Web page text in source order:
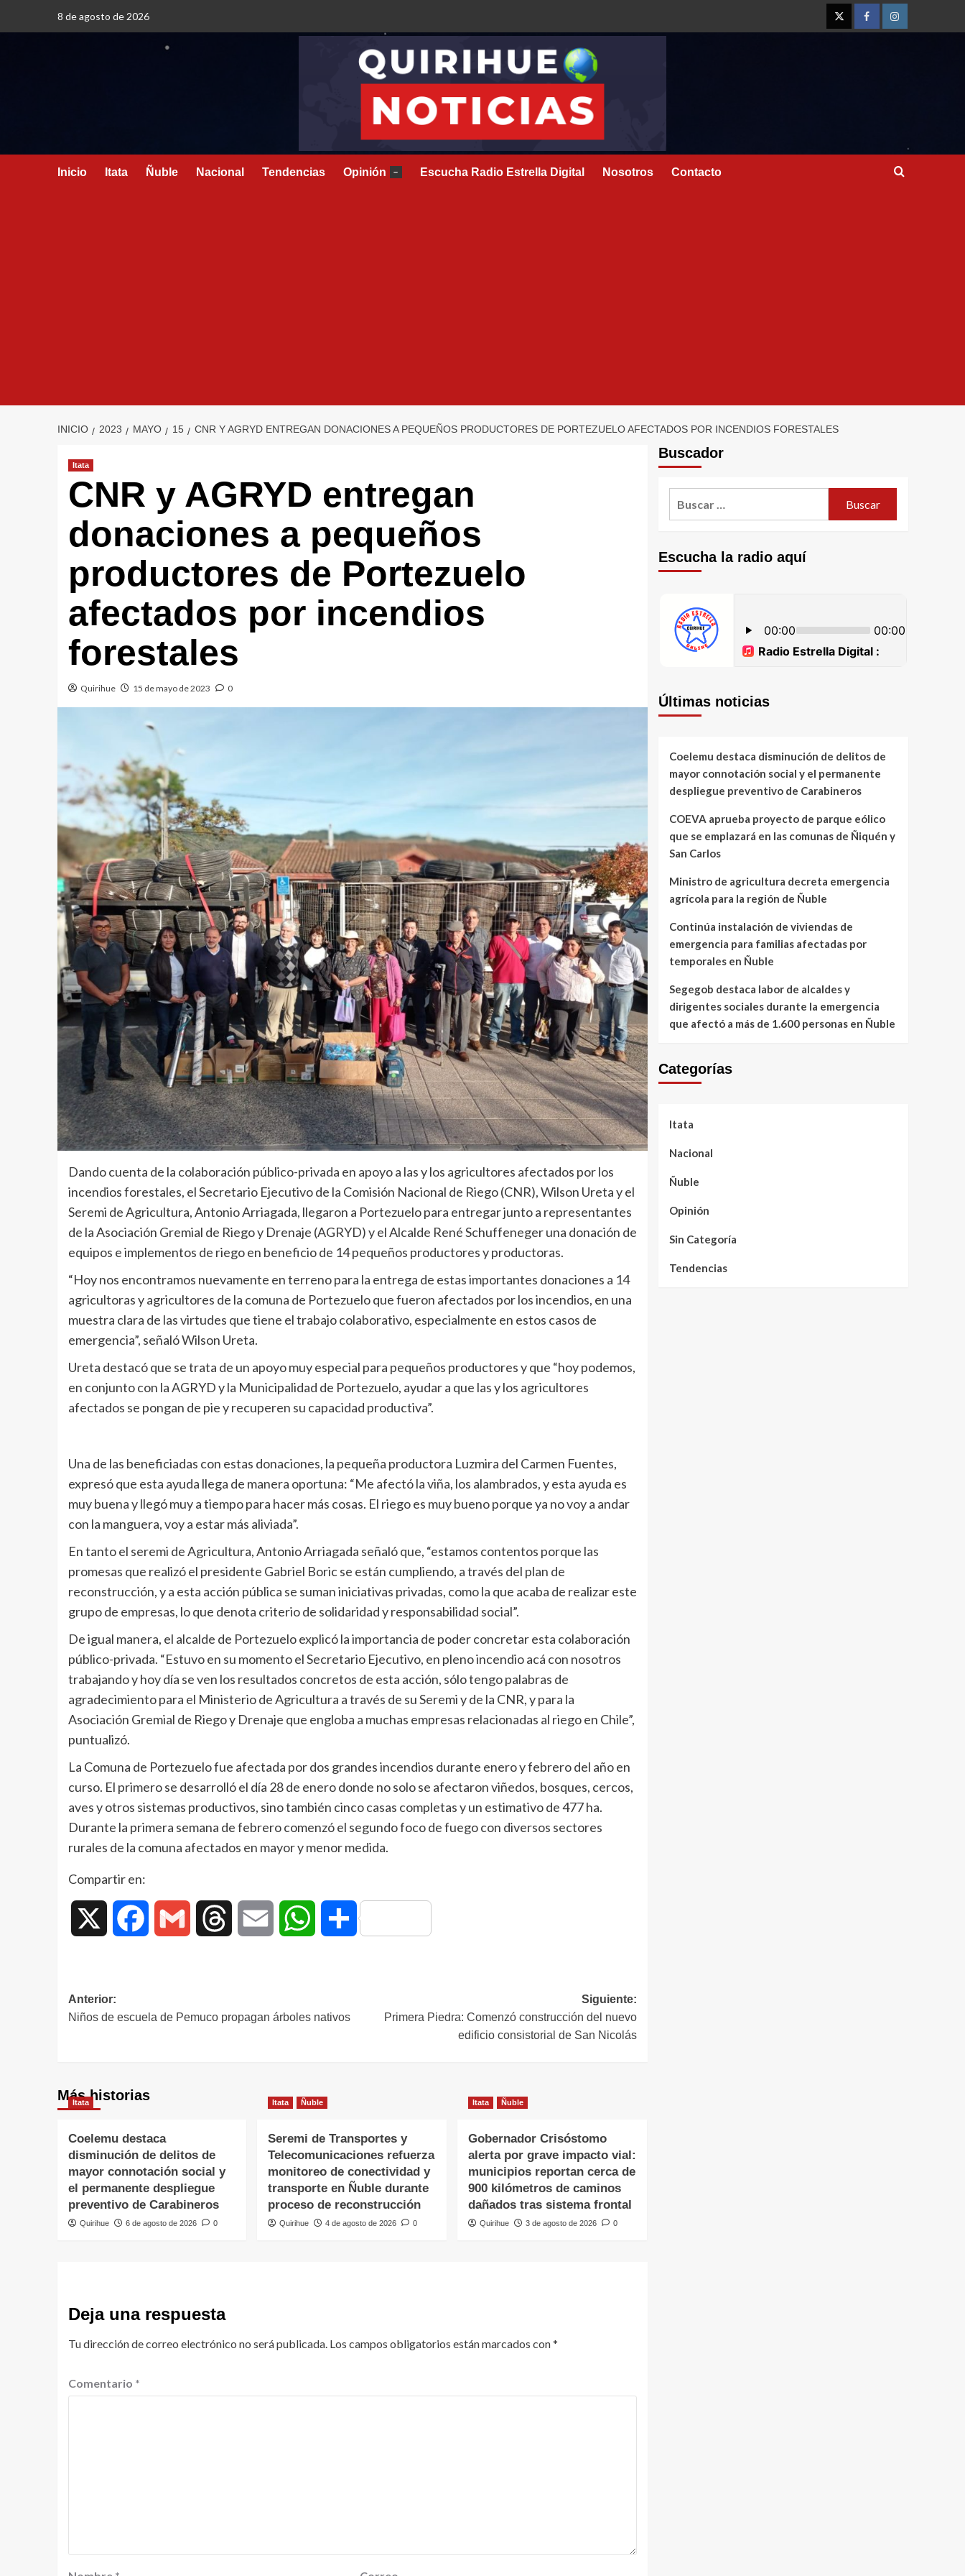
8 de agosto de 2026
Inicio Itata Ñuble Nacional Tendencias Opinión – Escucha Radio Estrella Digital Nosotros Contacto
INICIO 2023 MAYO 15 CNR Y AGRYD ENTREGAN DONACIONES A PEQUEÑOS PRODUCTORES DE PORTEZUELO AFECTADOS POR INCENDIOS FORESTALES
Itata
CNR y AGRYD entregan
donaciones a pequeños
productores de Portezuelo
afectados por incendios
forestales
Quirihue 15 de mayo de 2023 0
Dando cuenta de la colaboración público-privada en apoyo a las y los agricultores afectados por los
incendios forestales, el Secretario Ejecutivo de la Comisión Nacional de Riego (CNR), Wilson Ureta y el
Seremi de Agricultura, Antonio Arriagada, llegaron a Portezuelo para entregar junto a representantes
de la Asociación Gremial de Riego y Drenaje (AGRYD) y el Alcalde René Schuffeneger una donación de
equipos e implementos de riego en beneficio de 14 pequeños productores y productoras.
“Hoy nos encontramos nuevamente en terreno para la entrega de estas importantes donaciones a 14
agricultoras y agricultores de la comuna de Portezuelo que fueron afectados por los incendios, en una
muestra clara de las virtudes que tiene el trabajo colaborativo, especialmente en estos casos de
emergencia”, señaló Wilson Ureta.
Ureta destacó que se trata de un apoyo muy especial para pequeños productores y que “hoy podemos,
en conjunto con la AGRYD y la Municipalidad de Portezuelo, ayudar a que las y los agricultores
afectados se pongan de pie y recuperen su capacidad productiva”.
Una de las beneficiadas con estas donaciones, la pequeña productora Luzmira del Carmen Fuentes,
expresó que esta ayuda llega de manera oportuna: “Me afectó la viña, los alambrados, y esta ayuda es
muy buena y llegó muy a tiempo para hacer más cosas. El riego es muy bueno porque ya no voy a andar
con la manguera, voy a estar más aliviada”.
En tanto el seremi de Agricultura, Antonio Arriagada señaló que, “estamos contentos porque las
promesas que realizó el presidente Gabriel Boric se están cumpliendo, a través del plan de
reconstrucción, y a esta acción pública se suman iniciativas privadas, como la que acaba de realizar este
grupo de empresas, lo que denota criterio de solidaridad y responsabilidad social”.
De igual manera, el alcalde de Portezuelo explicó la importancia de poder concretar esta colaboración
público-privada. “Estuvo en su momento el Secretario Ejecutivo, en pleno incendio acá con nosotros
trabajando y hoy día se ven los resultados concretos de esta acción, sólo tengo palabras de
agradecimiento para el Ministerio de Agricultura a través de su Seremi y de la CNR, y para la
Asociación Gremial de Riego y Drenaje que engloba a muchas empresas relacionadas al riego en Chile”,
puntualizó.
La Comuna de Portezuelo fue afectada por dos grandes incendios durante enero y febrero del año en
curso. El primero se desarrolló el día 28 de enero donde no solo se afectaron viñedos, bosques, cercos,
aves y otros sistemas productivos, sino también cinco casas completas y un estimativo de 477 ha.
Durante la primera semana de febrero comenzó el segundo foco de fuego con diversos sectores
rurales de la comuna afectados en mayor y menor medida.
Compartir en:
Facebook Gmail Threads Email WhatsAppCompartir
Anterior:
Niños de escuela de Pemuco propagan árboles nativos
Siguiente:
Primera Piedra: Comenzó construcción del nuevo
edificio consistorial de San Nicolás
Más historias
Itata
Coelemu destaca
disminución de delitos de
mayor connotación social y
el permanente despliegue
preventivo de Carabineros
Quirihue 6 de agosto de 2026 0
Itata Ñuble
Seremi de Transportes y
Telecomunicaciones refuerza
monitoreo de conectividad y
transporte en Ñuble durante
proceso de reconstrucción
Quirihue 4 de agosto de 2026 0
Itata Ñuble
Gobernador Crisóstomo
alerta por grave impacto vial:
municipios reportan cerca de
900 kilómetros de caminos
dañados tras sistema frontal
Quirihue 3 de agosto de 2026 0
Deja una respuesta
Tu dirección de correo electrónico no será publicada. Los campos obligatorios están marcados con*
Comentario *
Buscador
Escucha la radio aquí
Últimas noticias
Coelemu destaca disminución de delitos de
mayor connotación social y el permanente
despliegue preventivo de Carabineros
COEVA aprueba proyecto de parque eólico
que se emplazará en las comunas de Ñiquén y
San Carlos
Ministro de agricultura decreta emergencia
agrícola para la región de Ñuble
Continúa instalación de viviendas de
emergencia para familias afectadas por
temporales en Ñuble
Segegob destaca labor de alcaldes y
dirigentes sociales durante la emergencia
que afectó a más de 1.600 personas en Ñuble
Categorías
Itata
Nacional
Ñuble
Opinión
Sin Categoría
Tendencias